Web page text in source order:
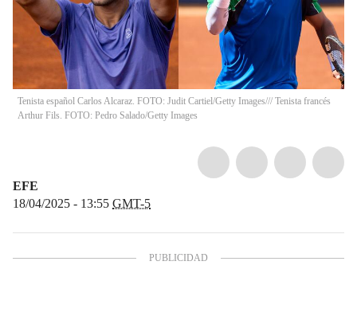
Tenista español Carlos Alcaraz. FOTO: Judit Cartiel/Getty Images/// Tenista francés
Arthur Fils. FOTO: Pedro Salado/Getty Images
EFE
18/04/2025 - 13:55 GMT-5